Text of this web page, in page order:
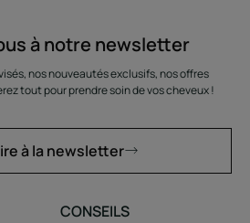
à notre newsletter
nos nouveautés exclusifs, nos offres
tout pour prendre soin de vos cheveux !
à la newsletter
CONSEILS